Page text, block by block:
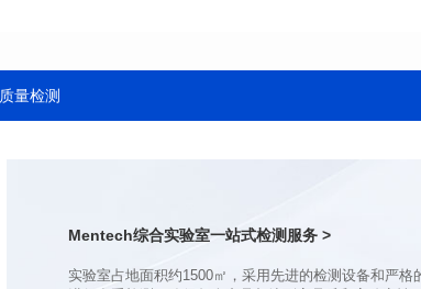
封装类型: DIP
耐压: 3000V
封装类型: DIP
质量检测
Mentech综合实验室一站式检测服务 >